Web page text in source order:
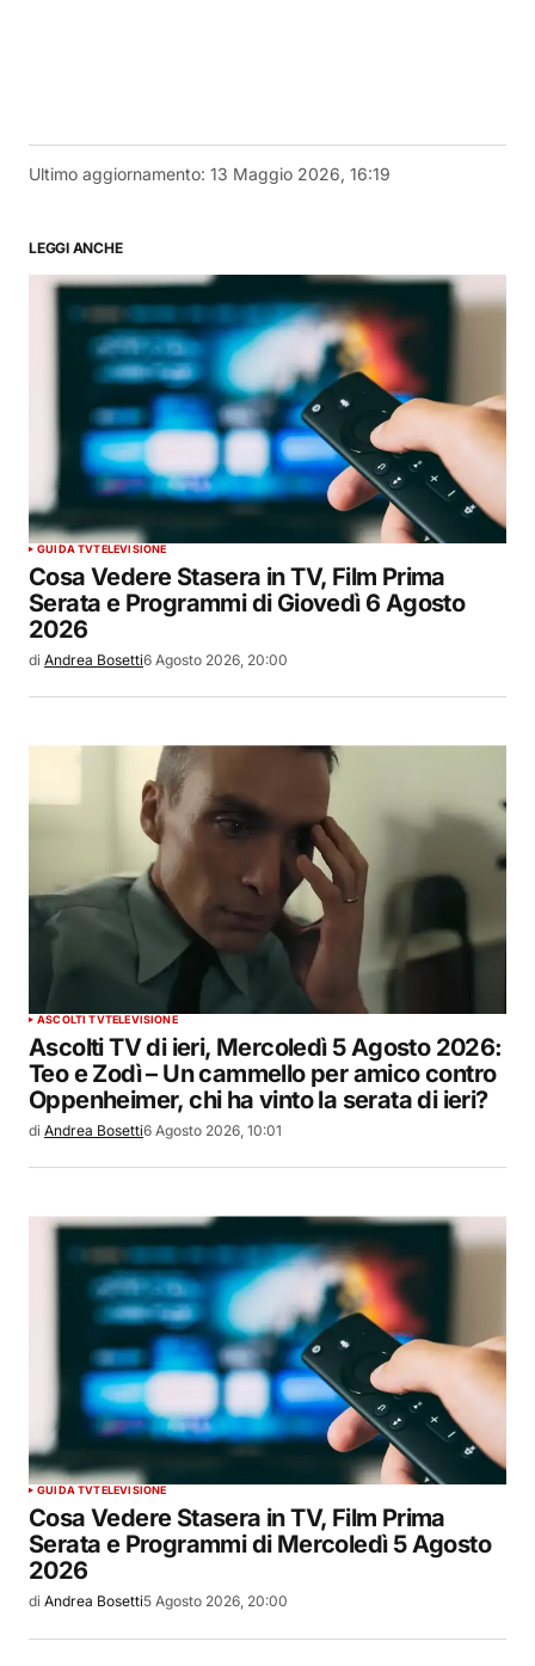
Ultimo aggiornamento: 13 Maggio 2026, 16:19
LEGGI ANCHE
GUIDA TVTELEVISIONE
Cosa Vedere Stasera in TV, Film Prima
Serata e Programmi di Giovedì 6 Agosto
2026
di Andrea Bosetti6 Agosto 2026, 20:00
ASCOLTI TVTELEVISIONE
Ascolti TV di ieri, Mercoledì 5 Agosto 2026:
Teo e Zodì – Un cammello per amico contro
Oppenheimer, chi ha vinto la serata di ieri?
di Andrea Bosetti6 Agosto 2026, 10:01
GUIDA TVTELEVISIONE
Cosa Vedere Stasera in TV, Film Prima
Serata e Programmi di Mercoledì 5 Agosto
2026
di Andrea Bosetti5 Agosto 2026, 20:00